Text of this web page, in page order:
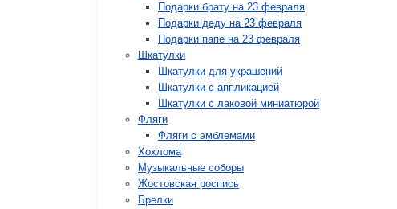
Подарки брату на 23 февраля
Подарки деду на 23 февраля
Подарки папе на 23 февраля
Шкатулки
Шкатулки для украшений
Шкатулки с аппликацией
Шкатулки с лаковой миниатюрой
Фляги
Фляги с эмблемами
Хохлома
Музыкальные соборы
Жостовская роспись
Брелки